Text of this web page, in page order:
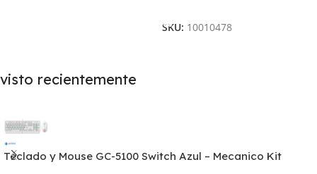
SKU: 10010478
visto recientemente
Teclado y Mouse GC-5100 Switch Azul – Mecanico Kit